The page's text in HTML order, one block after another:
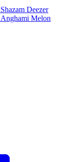
Shazam Deezer
Anghami Melon